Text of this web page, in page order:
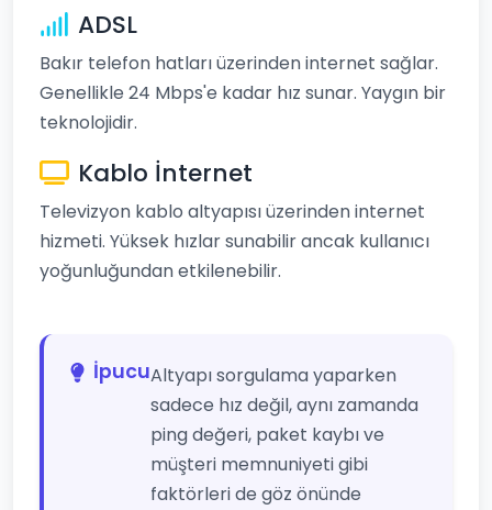
ADSL
Bakır telefon hatları üzerinden internet sağlar.
Genellikle 24 Mbps'e kadar hız sunar. Yaygın bir
teknolojidir.
Kablo İnternet
Televizyon kablo altyapısı üzerinden internet
hizmeti. Yüksek hızlar sunabilir ancak kullanıcı
yoğunluğundan etkilenebilir.
İpucuAltyapı sorgulama yaparken
sadece hız değil, aynı zamanda
ping değeri, paket kaybı ve
müşteri memnuniyeti gibi
faktörleri de göz önünde